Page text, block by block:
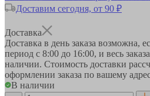
Доставим сегодня, от 90 ₽
Доставка
Доставка в день заказа возможна,
период с 8:00 до 16:00, и весь
наличии. Стоимость доставки
оформлении заказа по вашему
В наличии